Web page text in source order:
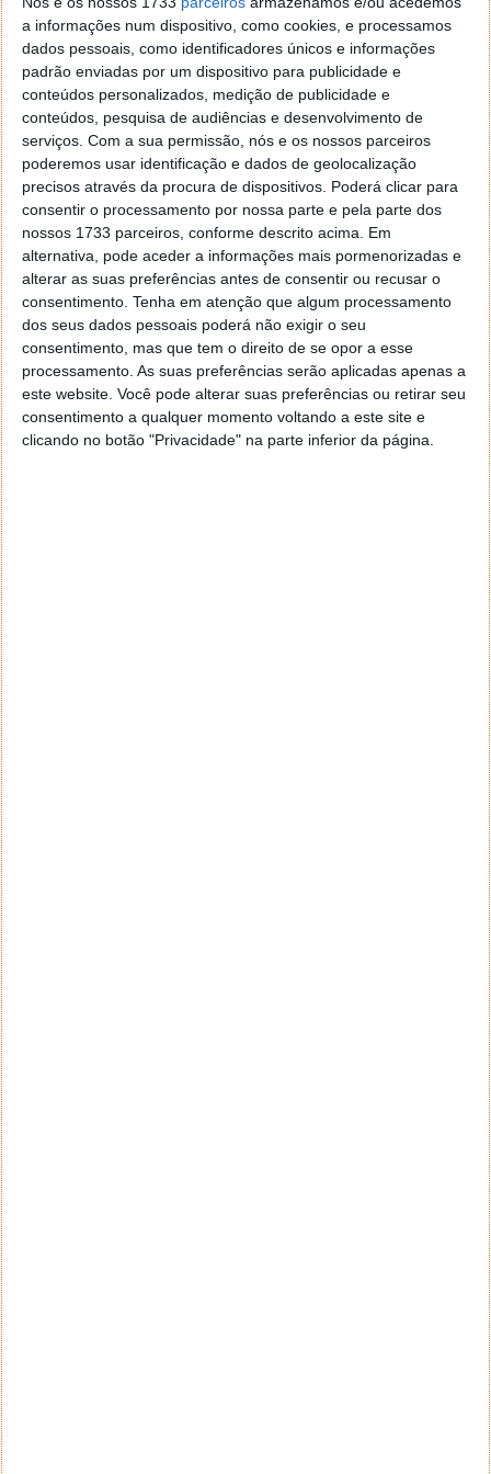
a informações num dispositivo, como cookies, e processamos
dados pessoais, como identificadores únicos e informações
padrão enviadas por um dispositivo para publicidade e
conteúdos personalizados, medição de publicidade e
conteúdos, pesquisa de audiências e desenvolvimento de
serviços. Com a sua permissão, nós e os nossos parceiros
poderemos usar identificação e dados de geolocalização
precisos através da procura de dispositivos. Poderá clicar para
consentir o processamento por nossa parte e pela parte dos
nossos 1733 parceiros, conforme descrito acima. Em
alternativa, pode aceder a informações mais pormenorizadas e
alterar as suas preferências antes de consentir ou recusar o
consentimento. Tenha em atenção que algum processamento
dos seus dados pessoais poderá não exigir o seu
consentimento, mas que tem o direito de se opor a esse
processamento. As suas preferências serão aplicadas apenas a
este website. Você pode alterar suas preferências ou retirar seu
consentimento a qualquer momento voltando a este site e
clicando no botão "Privacidade" na parte inferior da página.
definitivas não são aplicadas.
Acompanhe o Pplware no Google Notícias
Proponha uma correção, faça uma sugestão
Autor:Pedro Simões
Tags: Linux malware Segurança
PRÓXIMO ARTIGO